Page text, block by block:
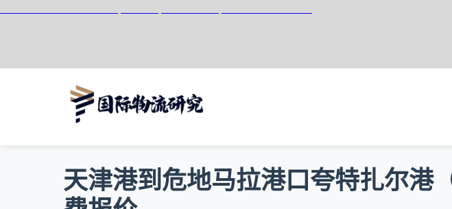
天津港到危地马拉港口夸特扎尔